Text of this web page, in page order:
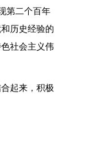
第二个百年
历史经验的
社会主义伟
起来，积极